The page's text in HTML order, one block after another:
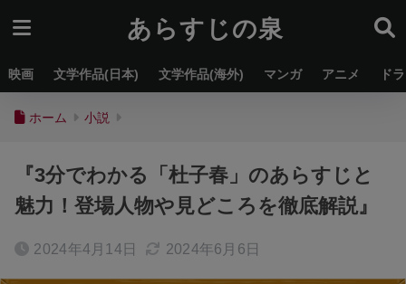
あらすじの泉
映画 文学作品(日本) 文学作品(海外) マンガ アニメ ド
ホーム 小説
『3分でわかる「杜子春」のあらすじと
魅力！登場人物や見どころを徹底解説』
2024年4月14日 2024年6月6日